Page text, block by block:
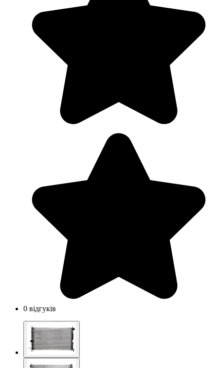
0 відгуків